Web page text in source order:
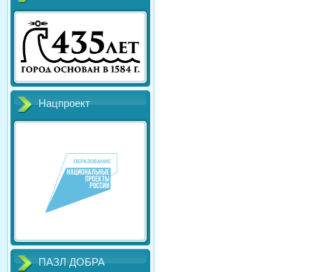
Нацпроект
ПАЗЛ ДОБРА